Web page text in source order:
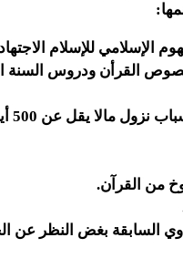
الإسلامي للإسلام
القرأن ودروس السنة
أية قرآنية متعلقة بمسائل قانونية.
من القرآن.
السابقة بغض النظر عن